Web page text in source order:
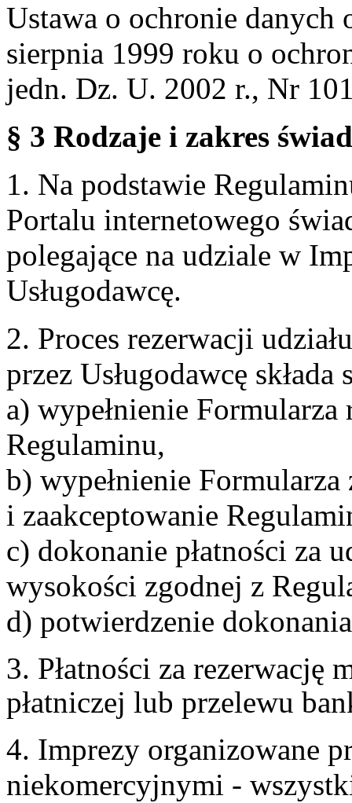
Ustawa o ochronie danych
sierpnia 1999 roku o
jedn. Dz. U. 2002 r., Nr
§ 3 Rodzaje i zakres
1. Na podstawie
Portalu internetowego
polegające na udziale w
Usługodawcę.
2. Proces rezerwacji
przez Usługodawcę
a) wypełnienie
Regulaminu,
b) wypełnienie Formularza
i zaakceptowanie
c) dokonanie płatności za
wysokości zgodnej z
d) potwierdzenie
3. Płatności za rezerwację
płatniczej lub przelewu
4. Imprezy organizowane
niekomercyjnymi -